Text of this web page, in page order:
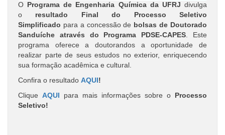
O Programa de Engenharia Química da UFRJ divulga
o resultado Final do Processo Seletivo
Simplificado para a concessão de bolsas de Doutorado
Sanduíche através do Programa PDSE-CAPES . Este
programa oferece a doutorandos a oportunidade de
realizar parte de seus estudos no exterior, enriquecendo
sua formação acadêmica e cultural.
Confira o resultado AQUI!
Clique AQUI para mais informações sobre o Processo
Seletivo!